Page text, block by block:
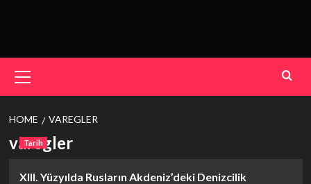
Menu
HOME VAREGLER
varegler
Tarih
XIII. Yüzyılda Rusların Akdeniz’deki Denizcilik